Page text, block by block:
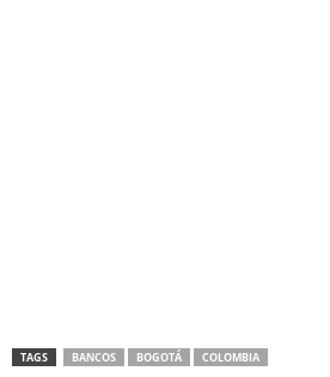
TAGS BANCOS BOGOTÁ COLOMBIA